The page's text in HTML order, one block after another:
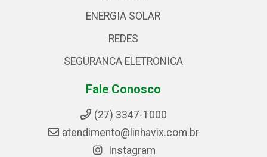
ENERGIA SOLAR
REDES
SEGURANCA ELETRONICA
Fale Conosco
(27) 3347-1000
atendimento@linhavix.com.br
Instagram